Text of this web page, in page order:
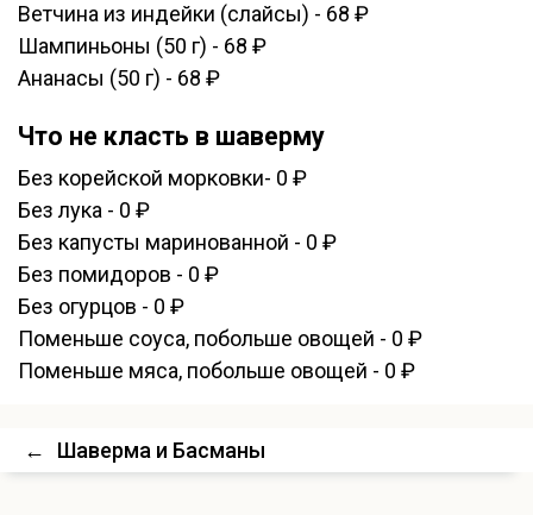
Ветчина из индейки (слайсы) - 68 ₽
Шампиньоны (50 г) - 68 ₽
Ананасы (50 г) - 68 ₽
Что не класть в шаверму
Без корейской морковки- 0 ₽
Без лука - 0 ₽
Без капусты маринованной - 0 ₽
Без помидоров - 0 ₽
Без огурцов - 0 ₽
Поменьше соуса, побольше овощей - 0 ₽
Поменьше мяса, побольше овощей - 0 ₽
← Шаверма и Басманы